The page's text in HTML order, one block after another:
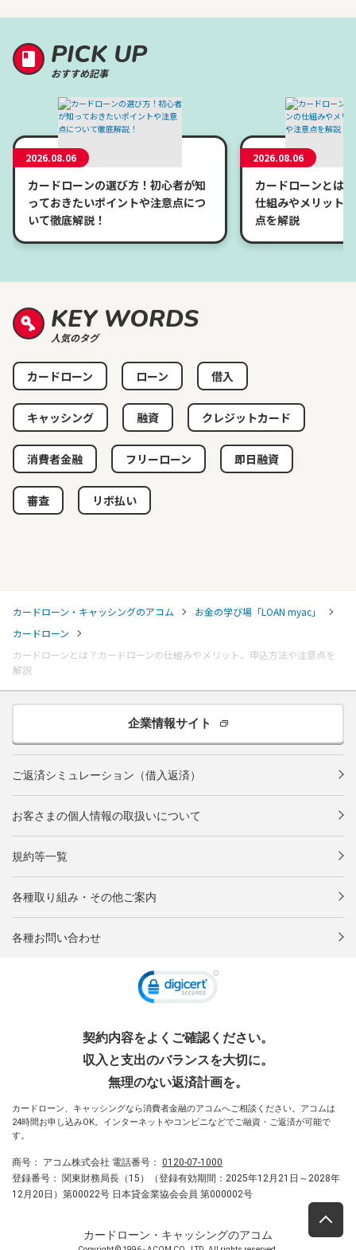
PICK UP
おすすめ記事
2026.08.06
カードローンの選び方！初心者が知
っておきたいポイントや注意点につ
いて徹底解説！
2026.08.06
カードローンとは
仕組みやメリット
点を解説
KEY WORDS
人気のタグ
カードローン ローン 借入
キャッシング 融資 クレジットカード
消費者金融 フリーローン 即日融資
審査 リボ払い
カードローン・キャッシングのアコム
お金の学び場「LOAN myac」
カードローン
カードローンとは？カードローンの仕組みやメリット、申込方法や注意点を
解説
企業情報サイト
ご返済シミュレーション（借入返済）
お客さまの個人情報の取扱いについて
規約等一覧
各種取り組み・その他ご案内
各種お問い合わせ
契約内容をよくご確認ください。
収入と支出のバランスを大切に。
無理のない返済計画を。
カードローン、キャッシングなら消費者金融のアコムへご相談ください。アコムは
24時間お申し込みOK。インターネットやコンビニなどでご融資・ご返済が可能で
す。
商号： アコム株式会社 電話番号： 0120-07-1000
登録番号：
関東財務局長（15）（登録有効期間：2025年12月21日～2028年
12月20日）第00022号 日本貸金業協会会員 第000002号
カードローン・キャッシングのアコム